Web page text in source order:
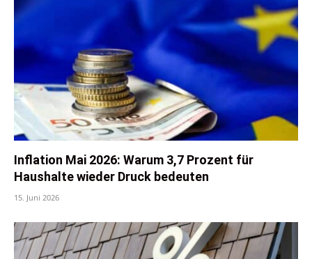
Inflation Mai 2026: Warum 3,7 Prozent für
Haushalte wieder Druck bedeuten
15. Juni 2026